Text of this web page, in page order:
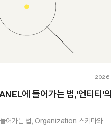
에 들어가는 법,'엔티티'
가는 법, Organization 스키마와